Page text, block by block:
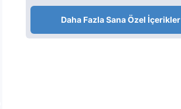
Daha Fazla Sana Özel İçerikler